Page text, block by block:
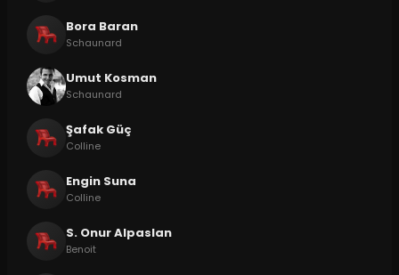
Bora Baran
Schaunard
Umut Kosman
Schaunard
Şafak Güç
Colline
Engin Suna
Colline
S. Onur Alpaslan
Benoit